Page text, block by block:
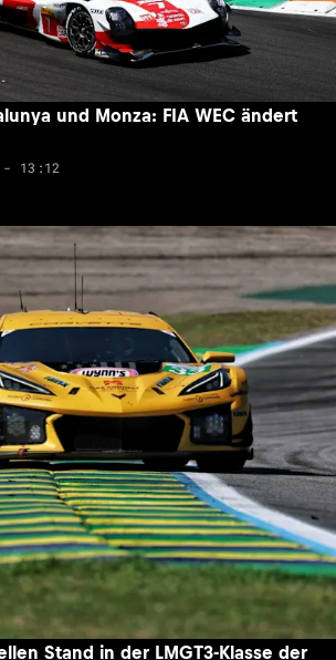
und Monza: FIA WEC ändert
- 13:12
Stand in der LMGT3-Klasse der